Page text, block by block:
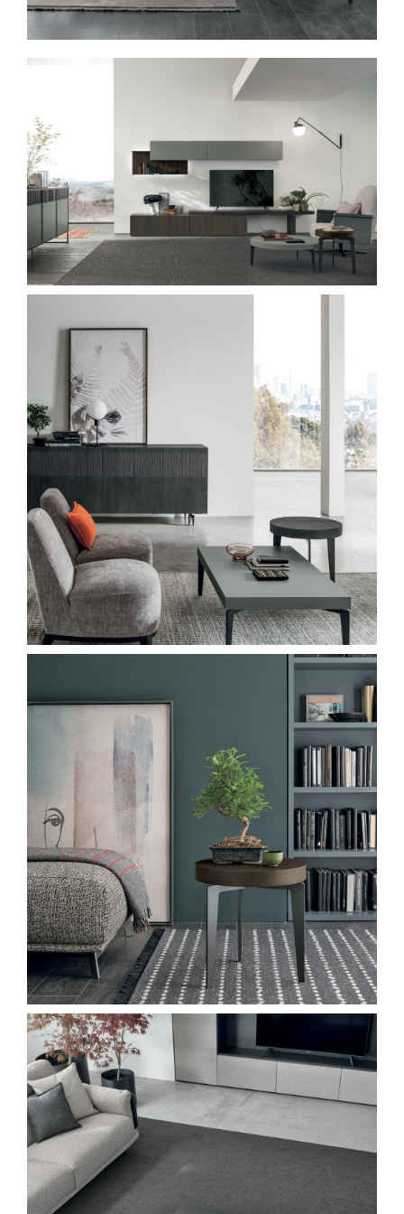
Spavaće sobe
Kupatila
DODATCI
VANJSKI
UREDSKI
HOTELSKI